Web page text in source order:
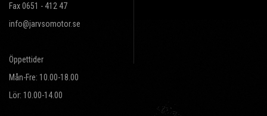
Fax 0651 - 412 47
info@jarvsomotor.se
Öppettider
Mån-Fre: 10.00-18.00
Lör: 10.00-14.00